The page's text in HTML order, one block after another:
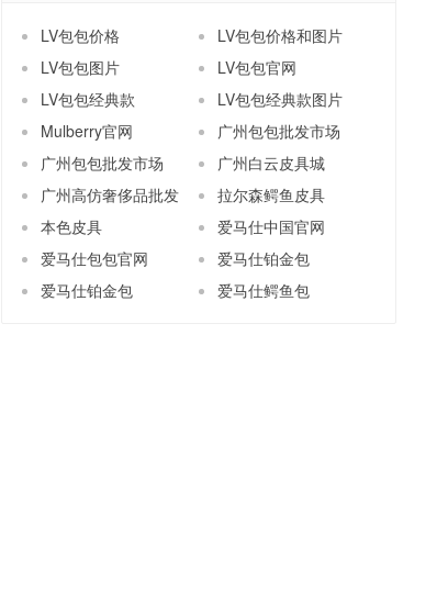
LV包包价格
LV包包价格和图片
LV包包图片
LV包包官网
LV包包经典款
LV包包经典款图片
Mulberry官网
广州包包批发市场
广州包包批发市场
广州白云皮具城
广州高仿奢侈品批发
拉尔森鳄鱼皮具
本色皮具
爱马仕中国官网
爱马仕包包官网
爱马仕铂金包
爱马仕铂金包
爱马仕鳄鱼包